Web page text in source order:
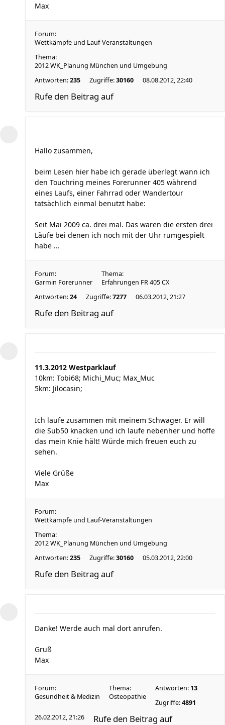
Max
Forum:
Wettkämpfe und Lauf-Veranstaltungen
Thema:
2012 WK_Planung München und Umgebung
Antworten:235 Zugriffe:30160 08.08.2012, 22:40
Rufe den Beitrag auf
Hallo zusammen,
beim Lesen hier habe ich gerade überlegt wann ich
den Touchring meines Forerunner 405 während
eines Laufs, einer Fahrrad oder Wandertour
tatsächlich einmal benutzt habe:
Seit Mai 2009 ca. drei mal. Das waren die ersten drei
Läufe bei denen ich noch mit der Uhr rumgespielt
habe ...
Forum:
Garmin Forerunner
Thema:
Erfahrungen FR 405 CX
Antworten:24 Zugriffe:7277 06.03.2012, 21:27
Rufe den Beitrag auf
11.3.2012 Westparklauf
10km: Tobi68; Michi_Muc; Max_Muc
5km: Jilocasin;
Ich laufe zusammen mit meinem Schwager. Er will
die Sub50 knacken und ich laufe nebenher und hoffe
das mein Knie hält! Würde mich freuen euch zu
sehen.
Viele Grüße
Max
Forum:
Wettkämpfe und Lauf-Veranstaltungen
Thema:
2012 WK_Planung München und Umgebung
Antworten:235 Zugriffe:30160 05.03.2012, 22:00
Rufe den Beitrag auf
Danke! Werde auch mal dort anrufen.
Gruß
Max
Forum:
Gesundheit & Medizin
Thema:
Osteopathie
Antworten: 13
Zugriffe:4891
26.02.2012, 21:26
Rufe den Beitrag auf